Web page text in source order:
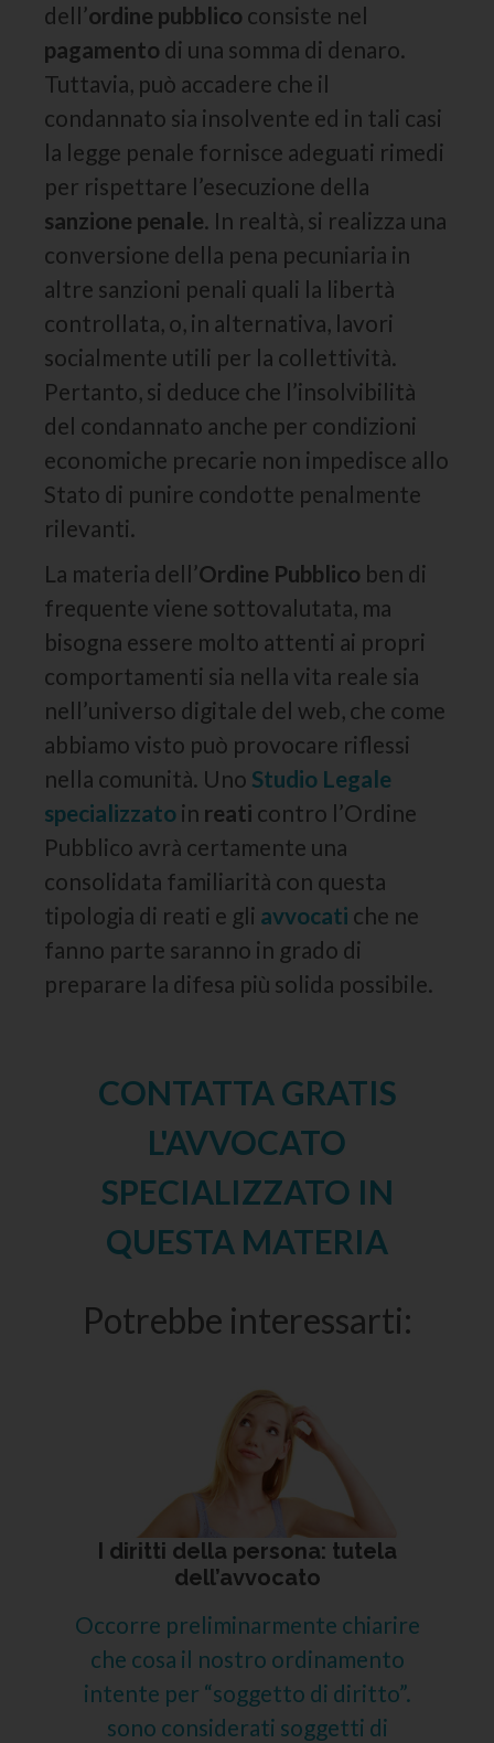
dell’ordine pubblico consiste nel
pagamento di una somma di denaro.
Tuttavia, può accadere che il
condannato sia insolvente ed in tali casi
la legge penale fornisce adeguati rimedi
per rispettare l’esecuzione della
sanzione penale. In realtà, si realizza una
conversione della pena pecuniaria in
altre sanzioni penali quali la libertà
controllata, o, in alternativa, lavori
socialmente utili per la collettività.
Pertanto, si deduce che l’insolvibilità
del condannato anche per condizioni
economiche precarie non impedisce allo
Stato di punire condotte penalmente
rilevanti.
La materia dell’Ordine Pubblico ben di
frequente viene sottovalutata, ma
bisogna essere molto attenti ai propri
comportamenti sia nella vita reale sia
nell’universo digitale del web, che come
abbiamo visto può provocare riflessi
nella comunità. Uno Studio Legale
specializzato in reati contro l’Ordine
Pubblico avrà certamente una
consolidata familiarità con questa
tipologia di reati e gli avvocati che ne
fanno parte saranno in grado di
preparare la difesa più solida possibile.
CONTATTA GRATIS
L'AVVOCATO
SPECIALIZZATO IN
QUESTA MATERIA
Potrebbe interessarti:
I diritti della persona: tutela
dell’avvocato
Occorre preliminarmente chiarire
che cosa il nostro ordinamento
intente per “soggetto di diritto”.
sono considerati soggetti di